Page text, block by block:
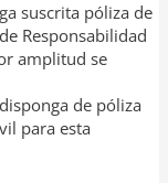
suscrita póliza de
Responsabilidad
amplitud se
de póliza
para esta